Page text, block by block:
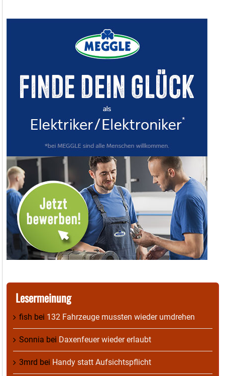
Lesermeinung
fish bei 132 Fahrzeuge mussten wieder umdrehen
Sonnia bei Daxenfeuer wieder erlaubt
3mrd bei Handy statt Aufsichtspflicht